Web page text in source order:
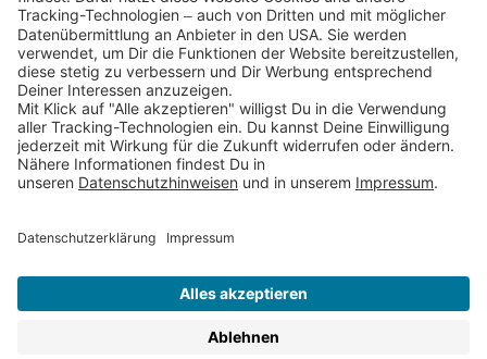
Folge uns auf
* Versandkostenfrei ab 9,00 € Bestellwert innerhalb
Deutschlands
** Lieferzeit 1-3 Werktage innerhalb Deutschlands
Thienemann-Esslinger Verlag GmbH, Blumenstraße 36, D-70182